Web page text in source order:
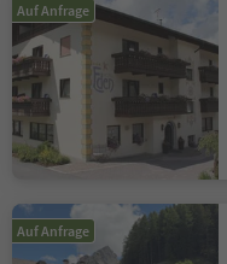
Auf Anfrage
Auf Anfrage